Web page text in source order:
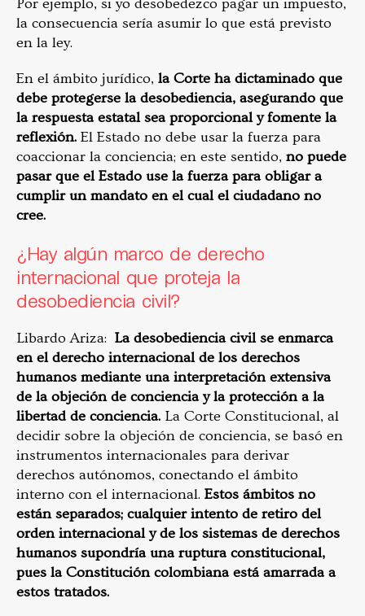
Por ejemplo, si yo desobedezco pagar un impuesto,
la consecuencia sería asumir lo que está previsto
en la ley.
En el ámbito jurídico, la Corte ha dictaminado que
debe protegerse la desobediencia, asegurando que
la respuesta estatal sea proporcional y fomente la
reflexión. El Estado no debe usar la fuerza para
coaccionar la conciencia; en este sentido, no puede
pasar que el Estado use la fuerza para obligar a
cumplir un mandato en el cual el ciudadano no
cree.
¿Hay algún marco de derecho
internacional que proteja la
desobediencia civil?
Libardo Ariza: La desobediencia civil se enmarca
en el derecho internacional de los derechos
humanos mediante una interpretación extensiva
de la objeción de conciencia y la protección a la
libertad de conciencia. La Corte Constitucional, al
decidir sobre la objeción de conciencia, se basó en
instrumentos internacionales para derivar
derechos autónomos, conectando el ámbito
interno con el internacional. Estos ámbitos no
están separados; cualquier intento de retiro del
orden internacional y de los sistemas de derechos
humanos supondría una ruptura constitucional,
pues la Constitución colombiana está amarrada a
estos tratados.